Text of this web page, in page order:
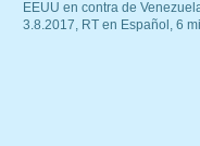
EEUU en contra de
3.8.2017, RT en Español, 6